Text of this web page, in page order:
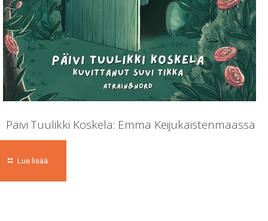
Päivi Tuulikki Koskela: Emma Keijukaistenmaassa
Lue lisää